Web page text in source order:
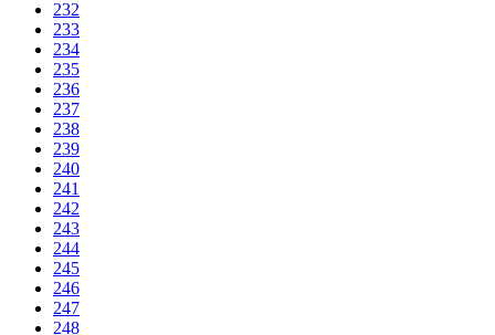
232
233
234
235
236
237
238
239
240
241
242
243
244
245
246
247
248